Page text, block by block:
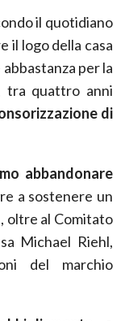
il quotidiano
il logo della casa
abbastanza per la
tra quattro anni
di
abbandonare
a sostenere un
oltre al Comitato
Michael Riehl,
del marchio